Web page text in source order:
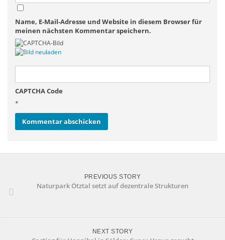
Name, E-Mail-Adresse und Website in diesem Browser für
meinen nächsten Kommentar speichern.
CAPTCHA Code
*
PREVIOUS STORY
Naturpark Ötztal setzt auf dezentrale Strukturen
NEXT STORY